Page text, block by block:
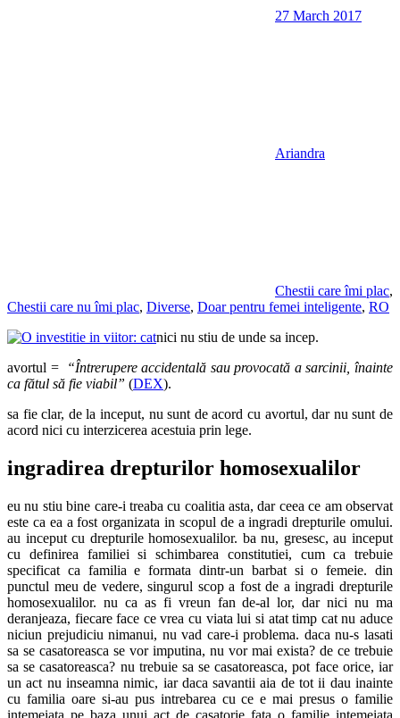
27 March 2017
Ariandra
Chestii care îmi plac,
Chestii care nu îmi plac, Diverse, Doar pentru femei inteligente, RO
nici nu stiu de unde sa incep.
avortul =
“Întrerupere accidentală sau provocată a sarcinii, înainte
ca fătul să fie viabil” (DEX).
sa fie clar, de la inceput, nu sunt de acord cu avortul, dar nu sunt de
acord nici cu interzicerea acestuia prin lege.
ingradirea drepturilor homosexualilor
eu nu stiu bine care-i treaba cu coalitia asta, dar ceea ce am observat
este ca ea a fost organizata in scopul de a ingradi drepturile omului.
au inceput cu drepturile homosexualilor. ba nu, gresesc, au inceput
cu definirea familiei si schimbarea constitutiei, cum ca trebuie
specificat ca familia e formata dintr-un barbat si o femeie. din
punctul meu de vedere, singurul scop a fost de a ingradi drepturile
homosexualilor. nu ca as fi vreun fan de-al lor, dar nici nu ma
deranjeaza, fiecare face ce vrea cu viata lui si atat timp cat nu aduce
niciun prejudiciu nimanui, nu vad care-i problema. daca nu-s lasati
sa se casatoreasca se vor imputina, nu vor mai exista? de ce trebuie
sa se casatoreasca? nu trebuie sa se casatoreasca, pot face orice, iar
un act nu inseamna nimic, iar daca savantii aia de tot ii dau inainte
cu familia oare si-au pus intrebarea cu ce e mai presus o familie